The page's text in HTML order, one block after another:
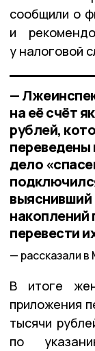
сообщили о
и
у налоговой
—
на её счёт
рублей,
переведены
дело
выяснивший
перевести
рассказали
В итоге
приложения
тысячи
по